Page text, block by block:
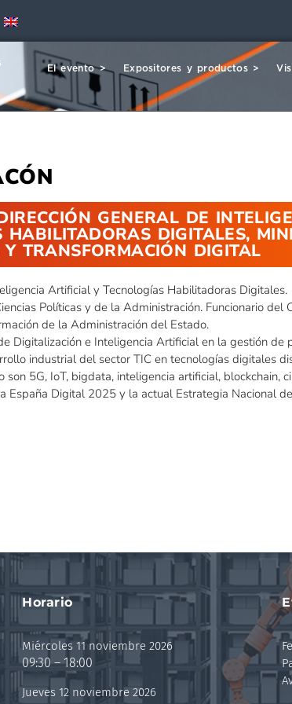
El evento > Expositores y productos >
GENERAL DE
DIGITALES,
TRANSFORMACIÓN DIGITAL
Artificial y Tecnologías Habilitadoras Digitales.
Políticas y de la Administración. Funcionario del
de la Administración del Estado.
Digitalización e Inteligencia Artificial en la gestión de
industrial del sector TIC en tecnologías digitales
5G, IoT, bigdata, inteligencia artificial, blockchain,
España Digital 2025 y la actual Estrategia Nacional
Horario
Miércoles 11 noviembre 2026
09:30 – 18:00
Jueves 12 noviembre 2026